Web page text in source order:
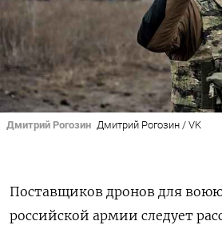
Дмитрий Рогозин Дмитрий Рогозин / VK
Поставщиков дронов для
российской армии следует